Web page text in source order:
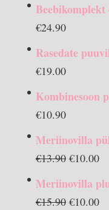
Beebikomplekt
€24.90
Rasedate
€19.00
Kombinesoon
€10.90
Meriinovilla
€13.90 Algne
€10.00
on:
Meriinovilla
€15.90 Algne
€10.00